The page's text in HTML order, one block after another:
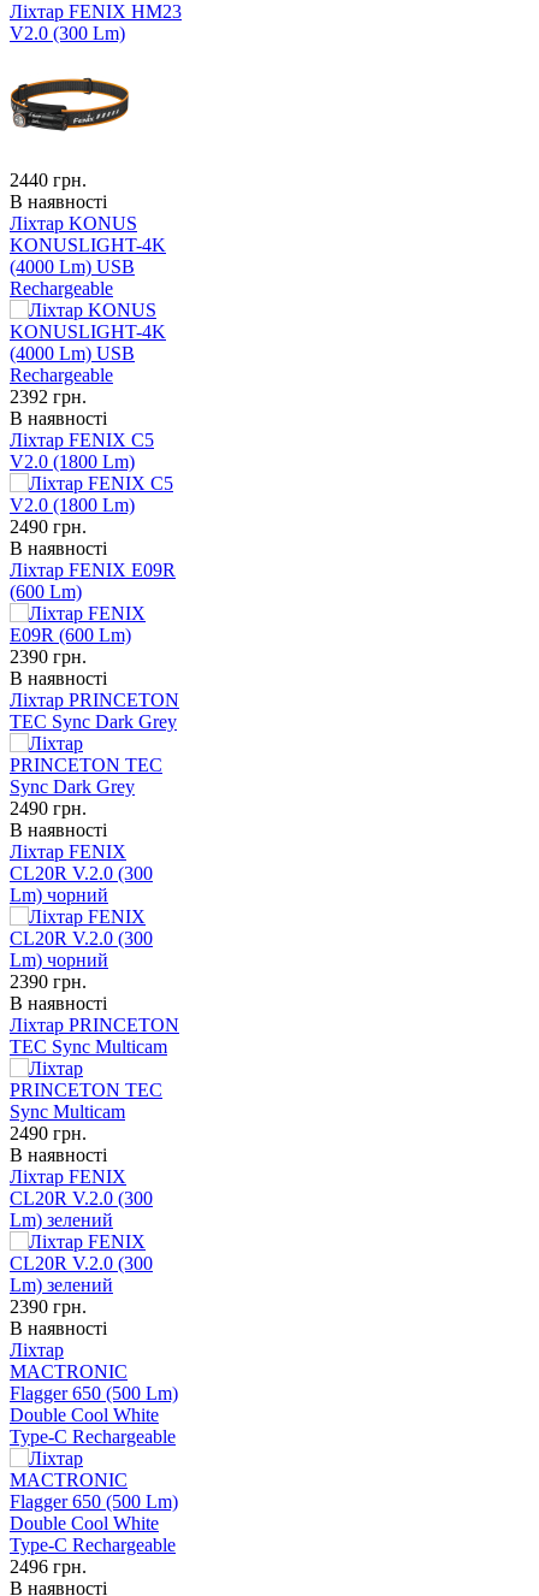
Ліхтар FENIX HM23
V2.0 (300 Lm)
2440 грн.
В наявності
Ліхтар KONUS
KONUSLIGHT-4K
(4000 Lm) USB
Rechargeable
2392 грн.
В наявності
Ліхтар FENIX C5
V2.0 (1800 Lm)
2490 грн.
В наявності
Ліхтар FENIX E09R
(600 Lm)
2390 грн.
В наявності
Ліхтар PRINCETON
TEC Sync Dark Grey
2490 грн.
В наявності
Ліхтар FENIX
CL20R V.2.0 (300
Lm) чорний
2390 грн.
В наявності
Ліхтар PRINCETON
TEC Sync Multicam
2490 грн.
В наявності
Ліхтар FENIX
CL20R V.2.0 (300
Lm) зелений
2390 грн.
В наявності
Ліхтар
MACTRONIC
Flagger 650 (500 Lm)
Double Cool White
Type-C Rechargeable
2496 грн.
В наявності